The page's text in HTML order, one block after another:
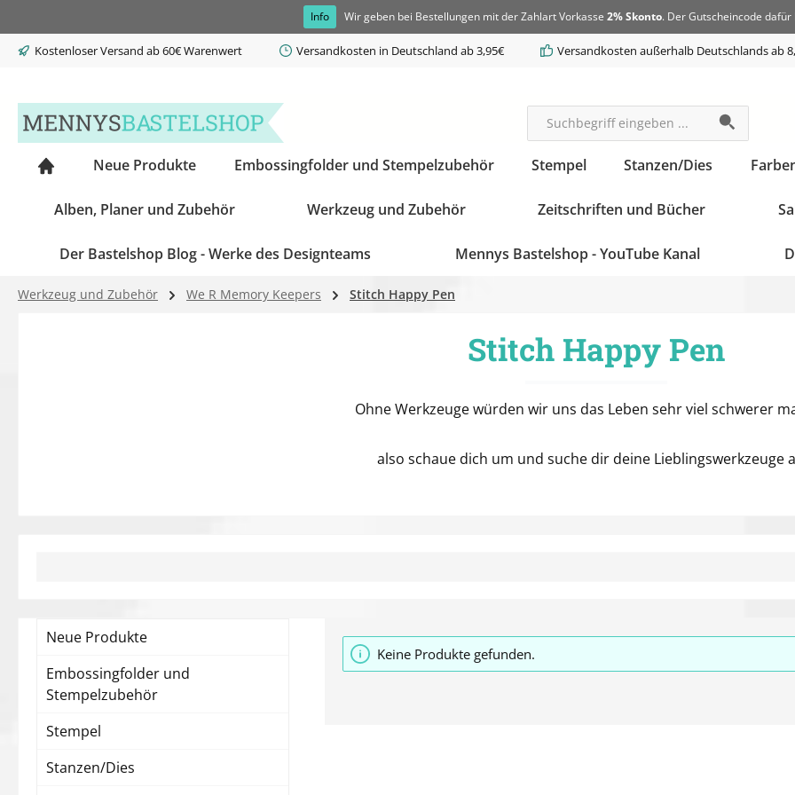
Info Wir geben bei Bestellungen mit der Zahlart Vorkasse 2% Skonto. Der Gutscheincode dafür
Kostenloser Versand ab 60€ Warenwert Versandkosten in Deutschland ab 3,95€ Versandkosten außerhalb Deutschlands ab
Neue Produkte Embossingfolder und Stempelzubehör Stempel Stanzen/Dies
Alben, Planer und Zubehör Werkzeug und Zubehör Zeitschriften und Bücher
Der Bastelshop Blog - Werke des Designteams Mennys Bastelshop - YouTube Kanal
Werkzeug und Zubehör We R Memory Keepers Stitch Happy Pen
Stitch Happy Pen
Ohne Werkzeuge würden wir uns das Leben sehr viel schwerer
also schaue dich um und suche dir deine Lieblingswerkzeuge
Neue Produkte
Embossingfolder und
Stempelzubehör
Stempel
Stanzen/Dies
Keine Produkte gefunden.